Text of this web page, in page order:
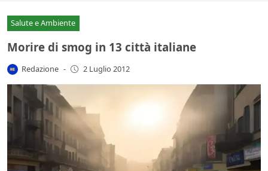
Salute e Ambiente
Morire di smog in 13 città italiane
Redazione - 2 Luglio 2012